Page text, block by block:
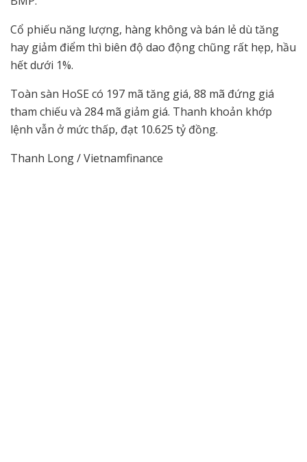
Cổ phiếu năng lượng, hàng không và bán lẻ dù tăng
hay giảm điểm thì biên độ dao động chũng rất hẹp, hầu
hết dưới 1%.
Toàn sàn HoSE có 197 mã tăng giá, 88 mã đứng giá
tham chiếu và 284 mã giảm giá. Thanh khoản khớp
lệnh vẫn ở mức thấp, đạt 10.625 tỷ đồng.
Thanh Long / Vietnamfinance